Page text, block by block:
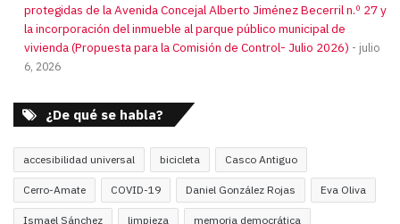
protegidas de la Avenida Concejal Alberto Jiménez Becerril n.º 27 y
la incorporación del inmueble al parque público municipal de
vivienda (Propuesta para la Comisión de Control- Julio 2026)
julio
6, 2026
¿De qué se habla?
accesibilidad universal bicicleta Casco Antiguo
Cerro-Amate COVID-19 Daniel González Rojas Eva Oliva
Ismael Sánchez limpieza memoria democrática